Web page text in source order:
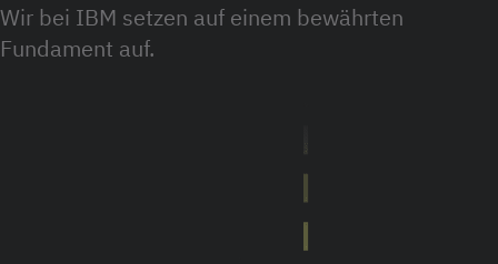
Wir bei IBM setzen auf einem bewährten
Fundament auf.